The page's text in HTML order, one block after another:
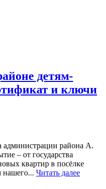
детям-
и ключи
администрации района А.
– от государства
квартир в посёлке
нашего... Читать далее